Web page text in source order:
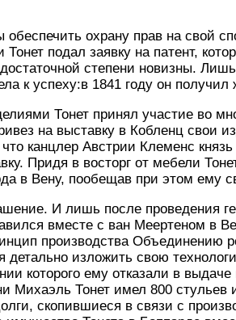
обеспечить охрану прав на свой
Тонет подал заявку на патент,
степени новизны.
к успеху:в 1841 году он
Тонет принял участие во
на выставку в Кобленц свои
что канцлер Австрии Клеменс
Придя в восторг от мебели
в Вену, пообещав при этом ему
И лишь после проведения
вместе с ван Меертеном в
производства Объединению
детально изложить свою
которого ему отказали в выдаче
Михаэль Тонет имел 800 стульев
скопившиеся в связи с